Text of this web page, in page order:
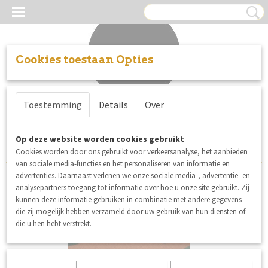
Inloggen Registreren
nieuw
Cookies toestaan Opties
Toestemming Details Over
Op deze website worden cookies gebruikt
Cookies worden door ons gebruikt voor verkeersanalyse, het aanbieden
van sociale media-functies en het personaliseren van informatie en
advertenties. Daarnaast verlenen we onze sociale media-, advertentie- en
analysepartners toegang tot informatie over hoe u onze site gebruikt. Zij
kunnen deze informatie gebruiken in combinatie met andere gegevens
die zij mogelijk hebben verzameld door uw gebruik van hun diensten of
die u hen hebt verstrekt.